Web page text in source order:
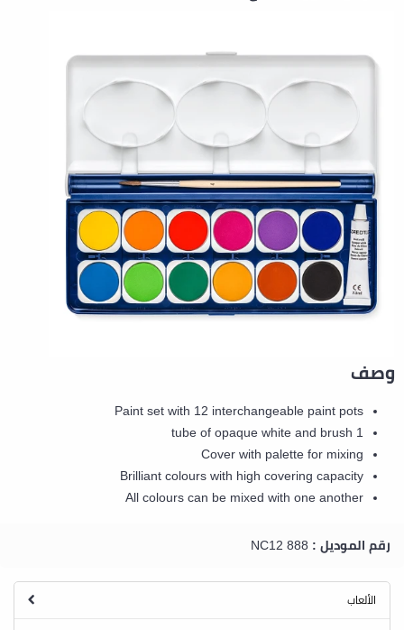
وصف
Paint set with 12 interchangeable paint pots
1 tube of opaque white and brush
Cover with palette for mixing
Brilliant colours with high covering capacity
All colours can be mixed with one another
رقم الموديل : 888 NC12
الألعاب